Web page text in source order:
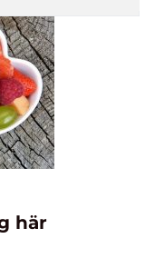
här